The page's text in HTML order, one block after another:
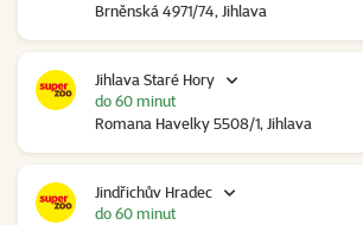
Brněnská 4971/74, Jihlava
Jihlava Staré Hory
Romana Havelky 5508/1, Jihlava
do 60 minut
Jindřichův Hradec
do 60 minut